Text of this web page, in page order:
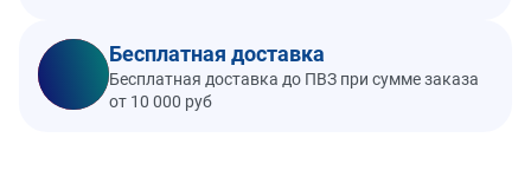
Бесплатная доставка
Бесплатная доставка до ПВЗ при сумме заказа
от 10 000 руб